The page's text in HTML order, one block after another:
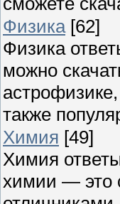
Физика [62]
Физика
можно
также
Химия [49]
Химия
химии — это